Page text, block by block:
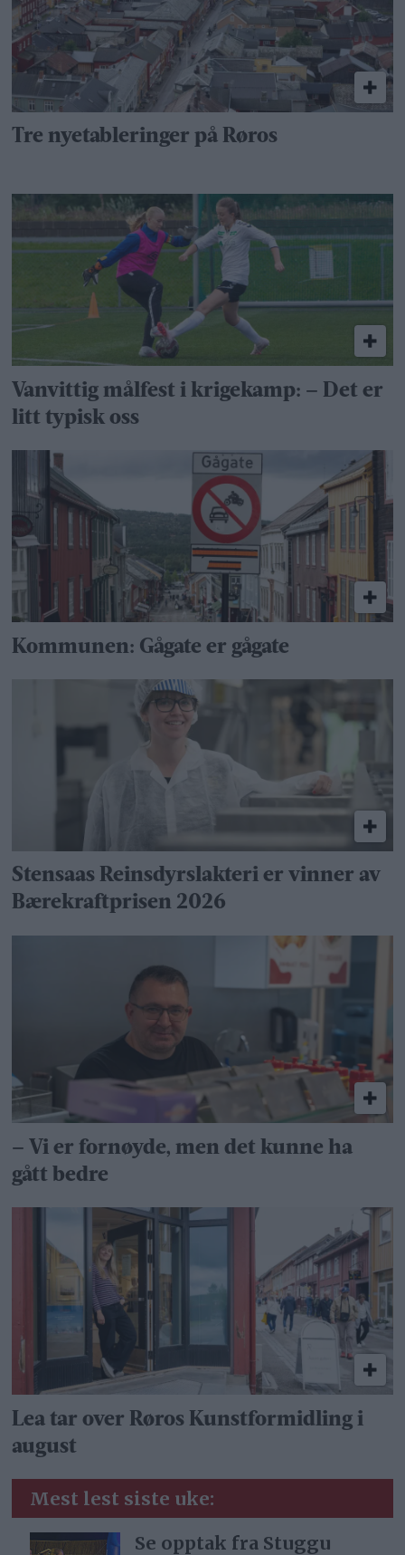
Tre nyetableringer på Røros
Vanvittig målfest i krigekamp: – Det er
litt typisk oss
Kommunen: Gågate er gågate
Stensaas Reinsdyrslakteri er vinner av
Bærekraftprisen 2026
– Vi er fornøyde, men det kunne ha
gått bedre
Lea tar over Røros Kunstformidling i
august
Mest lest siste uke:
Se opptak fra Stuggu